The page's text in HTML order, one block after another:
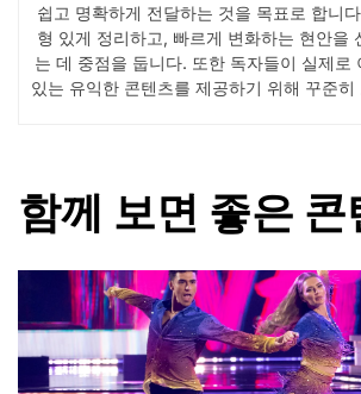
쉽고 명확하게 전달하는 것을 목표로 합니
형 있게 정리하고, 빠르게 변화하는 현안을
는 데 중점을 둡니다. 또한 독자들이 실제로
있는 유익한 콘텐츠를 제공하기 위해 꾸준
함께 보면 좋은 콘